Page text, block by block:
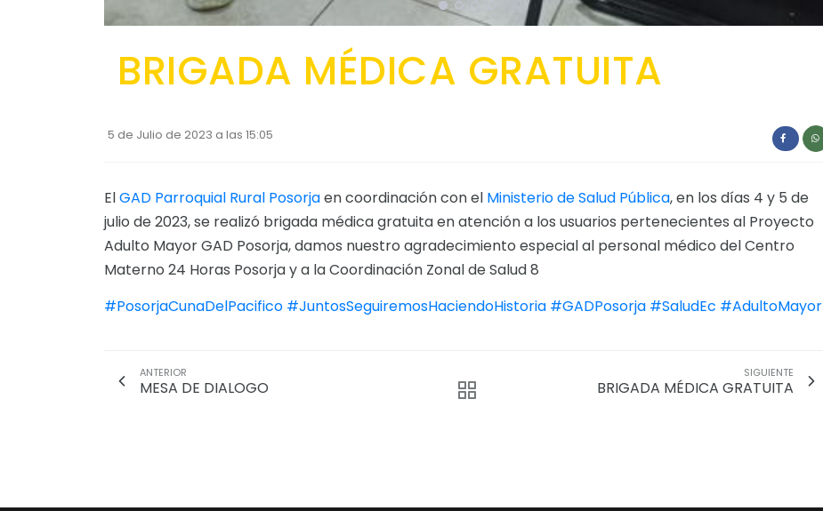
BRIGADA MÉDICA GRATUITA
5 de Julio de 2023 a las 15:05
ElGAD Parroquial Rural Posorjaen coordinación con el Ministerio de Salud Pública, en los días 4 y 5 de
julio de 2023, se realizó brigada médica gratuita en atención a los usuarios pertenecientes al Proyecto
Adulto Mayor GAD Posorja, damos nuestro agradecimiento especial al personal médico del Centro
Materno 24 Horas Posorja y a la Coordinación Zonal de Salud 8
#PosorjaCunaDelPacifico #JuntosSeguiremosHaciendoHistoria #GADPosorja #SaludEc #AdultoMayor
ANTERIOR
MESA DE DIALOGO
SIGUIENTE
BRIGADA MÉDICA GRATUITA